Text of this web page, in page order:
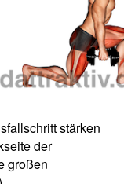
stärken
der
großen